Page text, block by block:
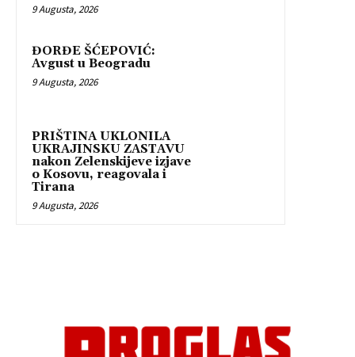
9 Augusta, 2026
ĐORĐE ŠĆEPOVIĆ:
Avgust u Beogradu
9 Augusta, 2026
PRIŠTINA UKLONILA
UKRAJINSKU ZASTAVU
nakon Zelenskijeve izjave
o Kosovu, reagovala i
Tirana
9 Augusta, 2026